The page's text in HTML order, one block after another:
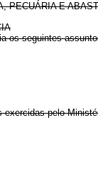
PECUÁRIA E
os seguintes
pelo